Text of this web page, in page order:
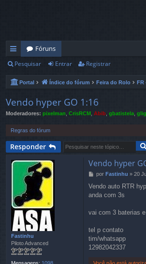
in
ks
pi
d
os
Fóruns
Pesquisar Entrar Registrar
Portal Índice do fórum Feira do Rolo FR
Vendo hyper GO 1:16
Moderadores: pixelman CrisRCM Abib gbatistela
Regras do fórum
Responder
Fastinhu
Piloto Advanced
Vendo hyper
M
n
s
g
por Fastinhu » 20
Vendo auto RTR
anda com 3s
vai com 3 baterias
tel p contato
tim/whatsapp
12982042337
Você não está